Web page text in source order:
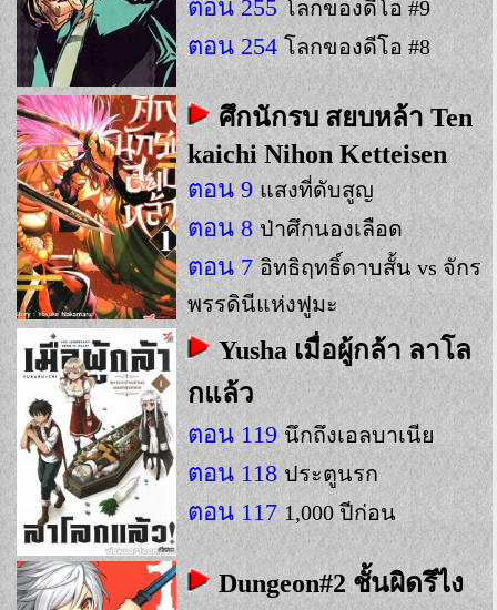
ตอน 255 โลกของดีโอ #9
ตอน 254 โลกของดีโอ #8
ศึกนักรบ สยบหล้า Ten
kaichi Nihon Ketteisen
ตอน 9 แสงที่ดับสูญ
ตอน 8 ป่าศึกนองเลือด
ตอน 7 อิทธิฤทธิ์ดาบสั้น vs จักร
พรรดินีแห่งฟูมะ
Yusha เมื่อผู้กล้า ลาโล
กแล้ว
ตอน 119 นึกถึงเอลบาเนีย
ตอน 118 ประตูนรก
ตอน 117 1,000 ปีก่อน
Dungeon#2 ชั้นผิดรึไง